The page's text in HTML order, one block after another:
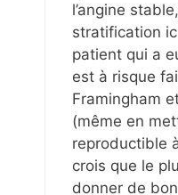
l’angine
stratification
patient qui a
est à risque
Framingham
(même en
reproductible
crois que le
donner de